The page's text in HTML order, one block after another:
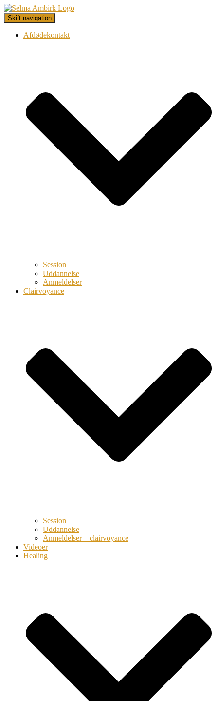
Skift navigation
Afdødekontakt
Session
Uddannelse
Anmeldelser
Clairvoyance
Session
Uddannelse
Anmeldelser – clairvoyance
Videoer
Healing